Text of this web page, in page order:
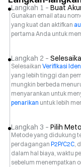
Langkah 1 – Buat
Gunakan email atau
yang kuat dan aktifkan
pertama Anda untuk
Langkah 2 –
Selesaikan Verifikasi
yang lebih tinggi dan
mungkin berbeda
menyarankan untuk
penarikan untuk lebih
Langkah 3 – Pilih
Metode yang didukung
perdagangan P2P/C2C,
dalam hal biaya, waktu
sebelum menempatkan